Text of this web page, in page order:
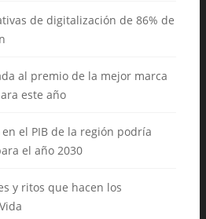
de digitalización de 86% de
al premio de la mejor marca
este año
el PIB de la región podría
el año 2030
y ritos que hacen los